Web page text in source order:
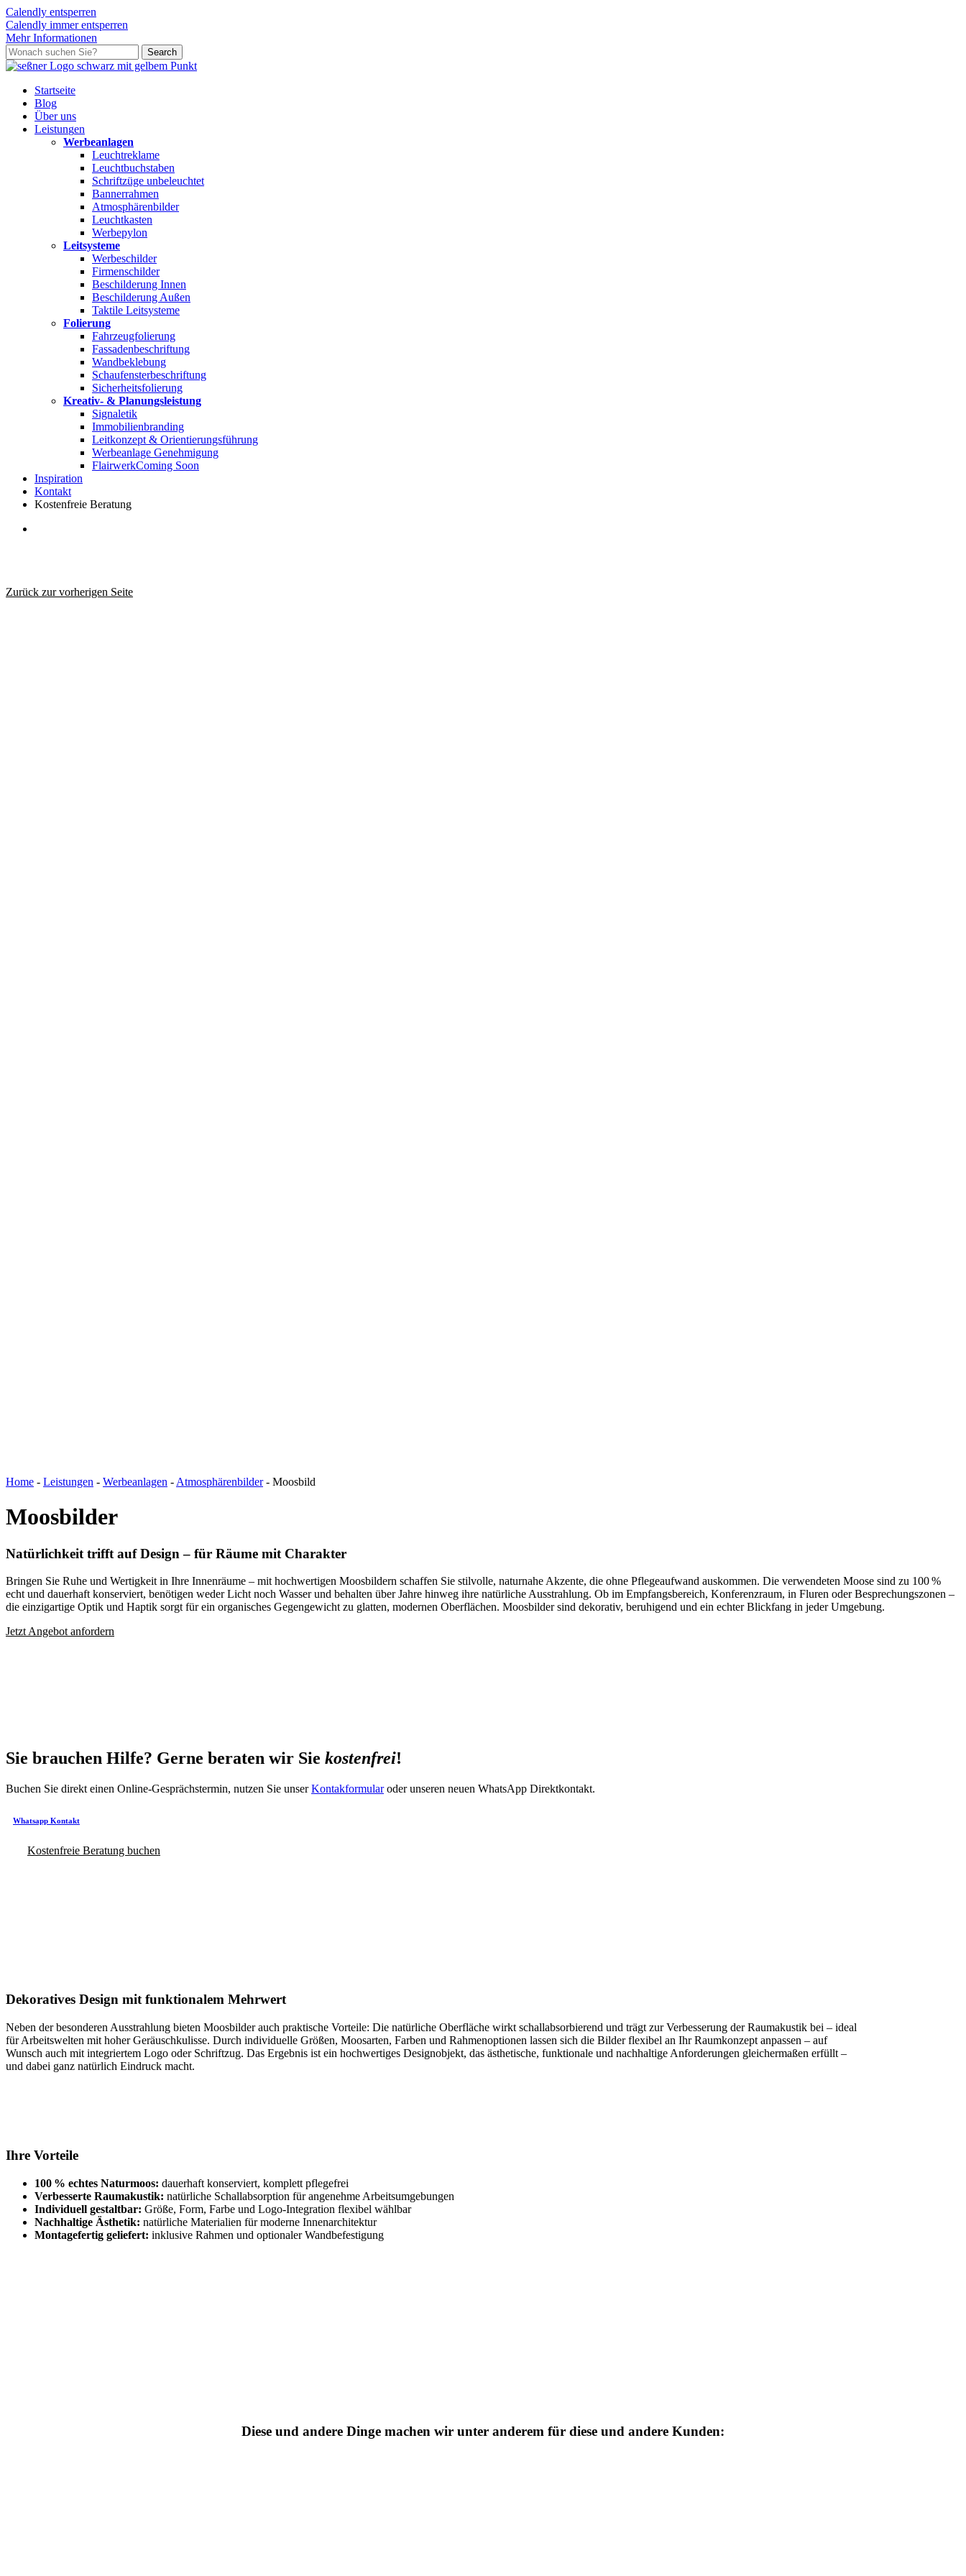
Calendly entsperren
Calendly immer entsperren
Mehr Informationen
Skip
to
content
Search
Close
search
Menu
Startseite
Blog
Über uns
Leistungen
Werbeanlagen
Leuchtreklame
Leuchtbuchstaben
Schriftzüge unbeleuchtet
Bannerrahmen
Atmosphärenbilder
Leuchtkasten
Werbepylon
Leitsysteme
Werbeschilder
Firmenschilder
Beschilderung Innen
Beschilderung Außen
Taktile Leitsysteme
Folierung
Fahrzeugfolierung
Fassadenbeschriftung
Wandbeklebung
Schaufensterbeschriftung
Sicherheitsfolierung
Kreativ- & Planungsleistung
Signaletik
Immobilienbranding
Leitkonzept & Orientierungsführung
Werbeanlage Genehmigung
FlairwerkComing Soon
Inspiration
Kontakt
Kostenfreie Beratung
Zurück zur vorherigen Seite
Home - Leistungen - Werbeanlagen - Atmosphärenbilder- Moosbild
Moosbilder
Natürlichkeit trifft auf Design – für Räume mit Charakter
Bringen Sie Ruhe und Wertigkeit in Ihre Innenräume – mit hochwertigen Moosbildern schaffen Sie stilvolle, naturnahe Akzente, die ohne Pflegeaufwand auskommen. Die verwendeten Moose sind zu 100 %
echt und dauerhaft konserviert, benötigen weder Licht noch Wasser und behalten über Jahre hinweg ihre natürliche Ausstrahlung. Ob im Empfangsbereich, Konferenzraum, in Fluren oder Besprechungszonen –
die einzigartige Optik und Haptik sorgt für ein organisches Gegengewicht zu glatten, modernen Oberflächen. Moosbilder sind dekorativ, beruhigend und ein echter Blickfang in jeder Umgebung.
Jetzt Angebot anfordern
Sie brauchen Hilfe? Gerne beraten wir Sie kostenfrei!
Buchen Sie direkt einen Online-Gesprächstermin, nutzen Sie unserKontakformularoder unseren neuen WhatsApp Direktkontakt.
Whatsapp Kontakt
Kostenfreie Beratung buchen
Dekoratives Design mit funktionalem Mehrwert
Neben der besonderen Ausstrahlung bieten Moosbilder auch praktische Vorteile: Die natürliche Oberfläche wirkt schallabsorbierend und trägt zur Verbesserung der Raumakustik bei – ideal
für Arbeitswelten mit hoher Geräuschkulisse. Durch individuelle Größen, Moosarten, Farben und Rahmenoptionen lassen sich die Bilder flexibel an Ihr Raumkonzept anpassen – auf
Wunsch auch mit integriertem Logo oder Schriftzug. Das Ergebnis ist ein hochwertiges Designobjekt, das ästhetische, funktionale und nachhaltige Anforderungen gleichermaßen erfüllt –
und dabei ganz natürlich Eindruck macht.
Ihre Vorteile
100 % echtes Naturmoos: dauerhaft konserviert, komplett pflegefrei
Verbesserte Raumakustik: natürliche Schallabsorption für angenehme Arbeitsumgebungen
Individuell gestaltbar: Größe, Form, Farbe und Logo-Integration flexibel wählbar
Nachhaltige Ästhetik: natürliche Materialien für moderne Innenarchitektur
Montagefertig geliefert: inklusive Rahmen und optionaler Wandbefestigung
Diese und andere Dinge machen wir unter anderem für diese und andere Kunden: